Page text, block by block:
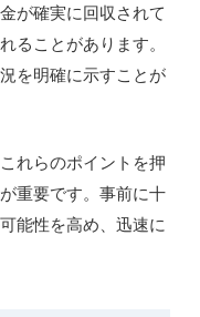
が確実に回収されて
ることがあります。
を明確に示すことが
れらのポイントを押
重要です。事前に十
能性を高め、迅速に